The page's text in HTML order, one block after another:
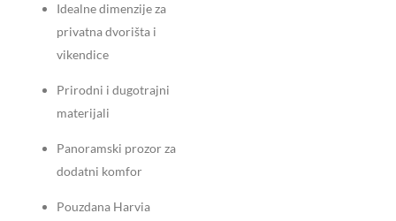
Idealne dimenzije za
privatna dvorišta i
vikendice
Prirodni i dugotrajni
materijali
Panoramski prozor za
dodatni komfor
Pouzdana Harvia